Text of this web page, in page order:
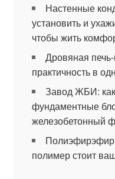
Настенные
установить и
чтобы жить
Дровяная
практичность в
Завод ЖБИ:
фундаментные
железобетонный
полимер стоит